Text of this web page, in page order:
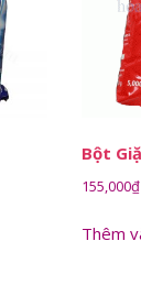
Bột
155,000₫
Thêm